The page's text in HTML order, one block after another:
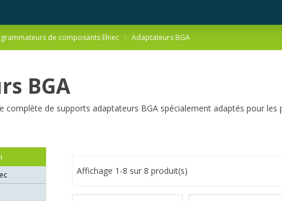
de composants Elnec Adaptateurs BGA
BGA
complète de supports adaptateurs BGA spécialement adaptés pour les
Affichage 1-8 sur 8 produit(s)